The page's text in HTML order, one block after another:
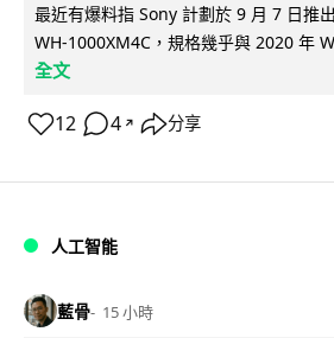
最近有爆料指 Sony 計劃於 9 月 7 日推
WH-1000XM4C，規格幾乎與 2020 年
全文
12 4 ↗ 分享
人工智能
藍骨 15 小時